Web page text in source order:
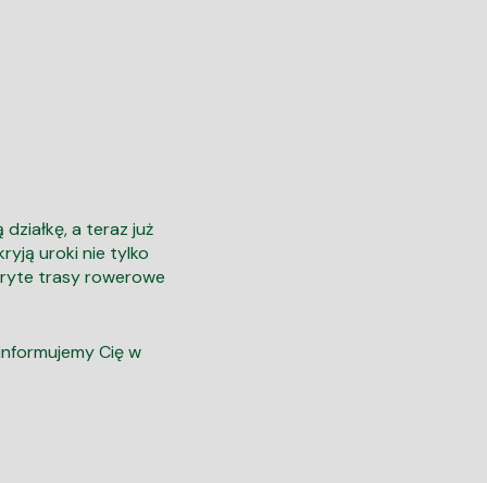
a teraz już
uroki nie tylko
trasy rowerowe
Cię w